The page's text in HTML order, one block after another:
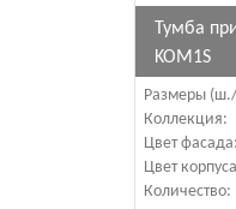
Тумба
KOM1S
Размеры
Коллекция:
Цвет фасада:
Цвет
Количество: